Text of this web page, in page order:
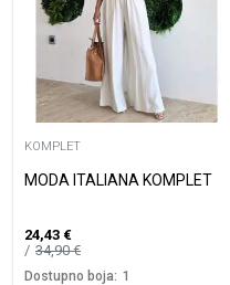
KOMPLET
MODA ITALIANA KOMPLET
24,43 €
34,90€
Dostupno boja: 1